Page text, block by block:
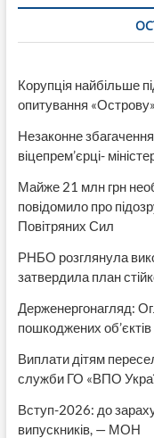
«ВПО
Корупція найбільше
опитування «Острову»
Незаконне
віцепрем’єрці-
Майже 21 млн грн
повідомило про
Повітряних Сил
РНБО розглянула
затвердила план
Держенергонагляд:
пошкоджених
Виплати дітям
служби ГО «ВПО
Вступ-2026: до
випускників, — МОН